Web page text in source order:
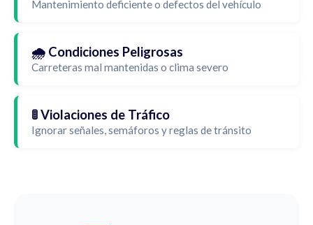
Mantenimiento deficiente o defectos del vehículo
🌧️ Condiciones Peligrosas
Carreteras mal mantenidas o clima severo
🚦 Violaciones de Tráfico
Ignorar señales, semáforos y reglas de tránsito